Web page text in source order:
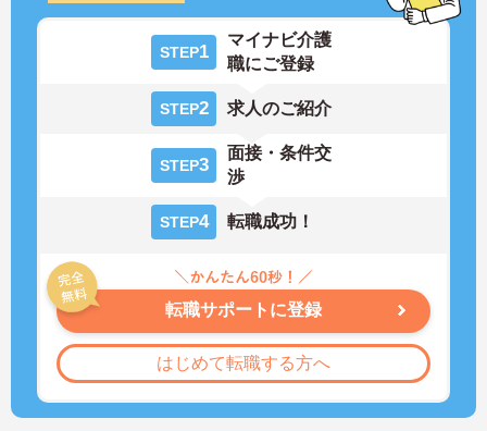
STEP1
マイナビ介護
職にご登録
STEP2 求人のご紹介
STEP3
面接・条件交
渉
STEP4 転職成功！
転職サポートに登録
はじめて転職する方へ